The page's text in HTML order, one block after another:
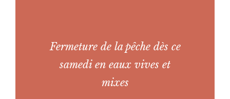
Fermeture de la pêche dès ce
samedi en eaux vives et
mixes